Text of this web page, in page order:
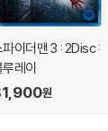
파이더맨 3 : 2Disc :
루레이
원